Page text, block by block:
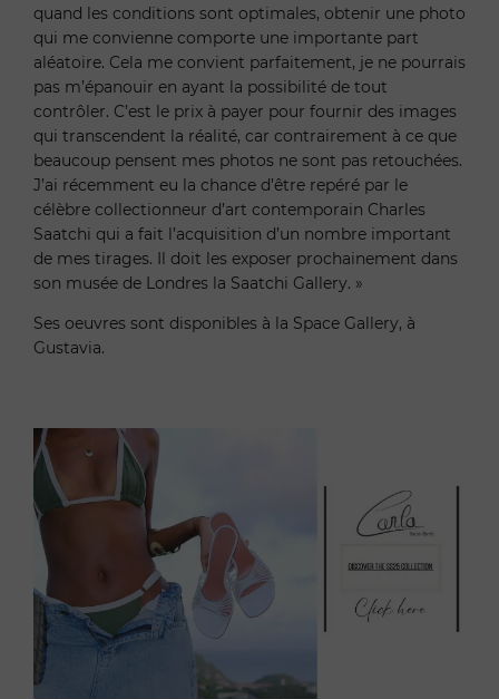
quand les conditions sont optimales, obtenir une photo
qui me convienne comporte une importante part
aléatoire. Cela me convient parfaitement, je ne pourrais
pas m’épanouir en ayant la possibilité de tout
contrôler. C’est le prix à payer pour fournir des images
qui transcendent la réalité, car contrairement à ce que
beaucoup pensent mes photos ne sont pas retouchées.
J’ai récemment eu la chance d’être repéré par le
célèbre collectionneur d’art contemporain Charles
Saatchi qui a fait l’acquisition d’un nombre important
de mes tirages. Il doit les exposer prochainement dans
son musée de Londres la Saatchi Gallery. »
Ses oeuvres sont disponibles à la Space Gallery, à
Gustavia.